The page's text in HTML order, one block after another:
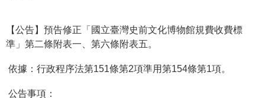
消
息
參
觀
【公告】預告修正「國立臺灣史前文化博物館規費收費標
準」第二條附表一、第六條附表五。
依據：行政程序法第151條第2項準用第154條第1項。
公告事項：